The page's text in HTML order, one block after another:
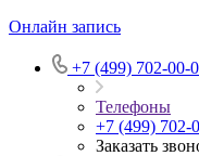
Онлайн запись
+7 (499) 702-00-
Телефоны
+7 (499) 702-
Заказать